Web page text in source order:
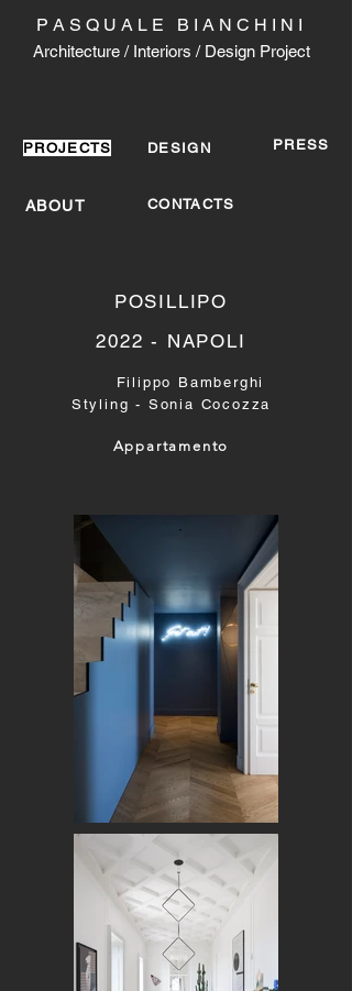
P A S Q U A L E B I A N C H I N I
Architecture / Interiors / Design Project
PROJECTS DESIGN PRESS
ABOUT CONTACTS
POSILLIPO
2022 - NAPOLI
Filippo Bamberghi
Styling - Sonia Cocozza
Appartamento